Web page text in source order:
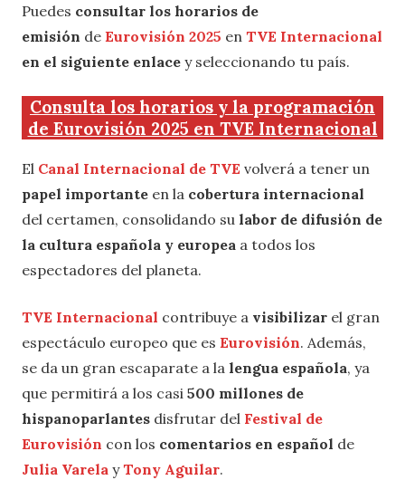
Puedes consultar los horarios de
emisión de Eurovisión 2025 en TVE Internacional
en el siguiente enlace y seleccionando tu país.
Consulta los horarios y la programación
de Eurovisión 2025 en TVE Internacional
El Canal Internacional de TVE volverá a tener un
papel importante en la cobertura internacional
del certamen, consolidando su labor de difusión de
la cultura española y europea a todos los
espectadores del planeta.
TVE Internacional contribuye a visibilizar el gran
espectáculo europeo que es Eurovisión. Además,
se da un gran escaparate a la lengua española, ya
que permitirá a los casi 500 millones de
hispanoparlantes disfrutar del Festival de
Eurovisión con los comentarios en español de
Julia Varela y Tony Aguilar.